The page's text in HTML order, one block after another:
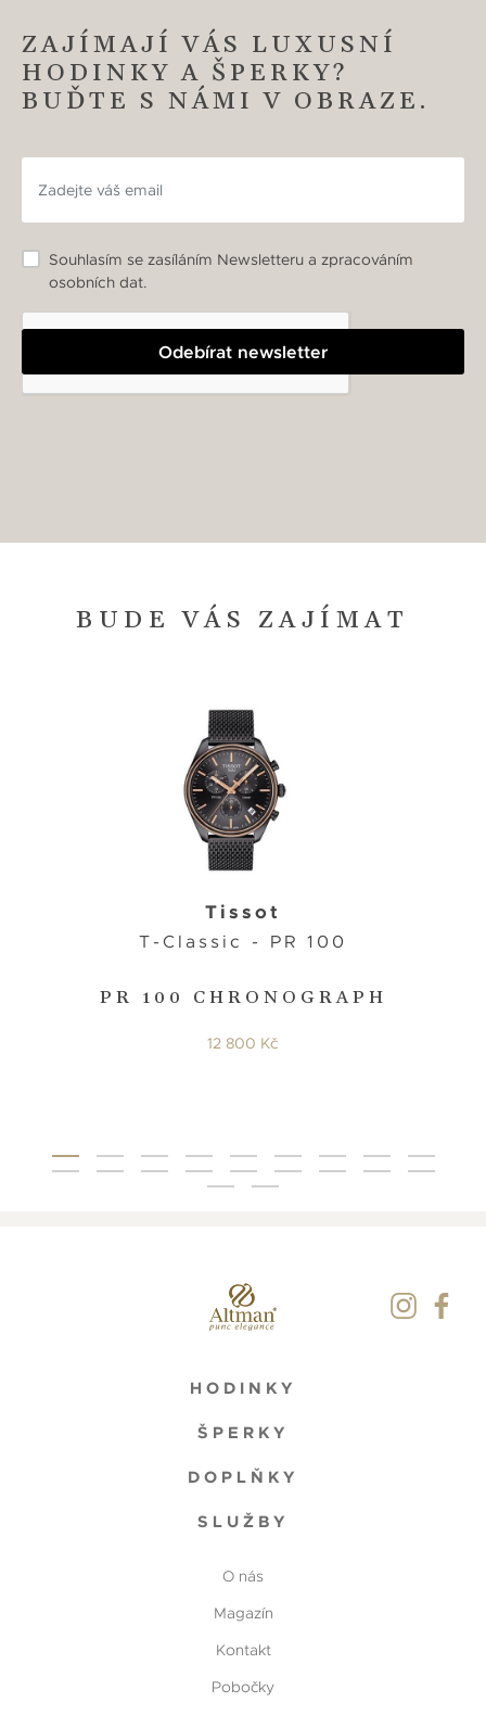
ZAJÍMAJÍ VÁS LUXUSNÍ
HODINKY A ŠPERKY?
BUĎTE S NÁMI V OBRAZE.
Odebírat newsletter
Souhlasím se zasíláním Newsletteru a zpracováním
osobních dat.
BUDE VÁS ZAJÍMAT
PR 100 CHRONOGRAPH
Tissot
T-Classic - PR 100
12 800 Kč
HODINKY
ŠPERKY
DOPLŇKY
SLUŽBY
O nás
Magazín
Kontakt
Pobočky